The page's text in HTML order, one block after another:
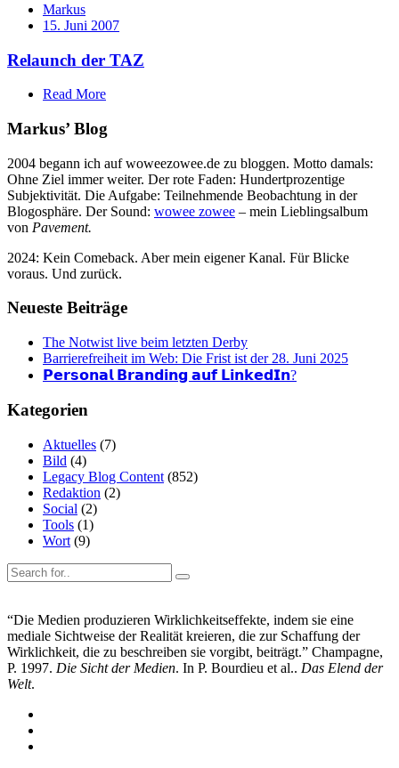
Markus
15. Juni 2007
Relaunch der TAZ
Read More
Markus’ Blog
2004 begann ich auf woweezowee.de zu bloggen. Motto damals:
Ohne Ziel immer weiter. Der rote Faden: Hundertprozentige
Subjektivität. Die Aufgabe: Teilnehmende Beobachtung in der
Blogosphäre. Der Sound: wowee zowee – mein Lieblingsalbum
von Pavement.
2024: Kein Comeback. Aber mein eigener Kanal. Für Blicke
voraus. Und zurück.
Neueste Beiträge
The Notwist live beim letzten Derby
Barrierefreiheit im Web: Die Frist ist der 28. Juni 2025
𝗣𝗲𝗿𝘀𝗼𝗻𝗮𝗹 𝗕𝗿𝗮𝗻𝗱𝗶𝗻𝗴 𝗮𝘂𝗳 𝗟𝗶𝗻𝗸𝗲𝗱𝗜𝗻?
Kategorien
Aktuelles (7)
Bild (4)
Legacy Blog Content (852)
Redaktion (2)
Social (2)
Tools (1)
Wort (9)
“Die Medien produzieren Wirklichkeitseffekte, indem sie eine
mediale Sichtweise der Realität kreieren, die zur Schaffung der
Wirklichkeit, die zu beschreiben sie vorgibt, beiträgt.” Champagne,
P. 1997. Die Sicht der Medien. In P. Bourdieu et al.. Das Elend der
Welt.